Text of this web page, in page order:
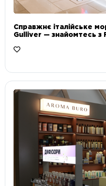
Справжнє італійське
Gulliver — знайомтесь з